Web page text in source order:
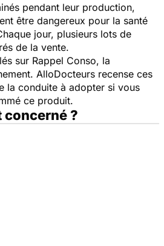
pendant leur production,
être dangereux pour la santé
jour, plusieurs lots de
de la vente.
sur Rappel Conso, la
AlloDocteurs recense ces
la conduite à adopter si vous
ce produit.
concerné ?